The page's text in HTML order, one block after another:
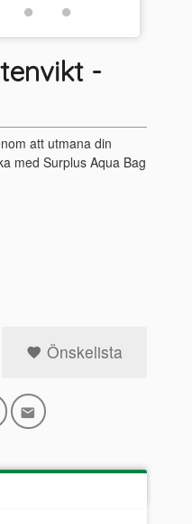
-
att utmana din
med Surplus Aqua Bag
Önskelista